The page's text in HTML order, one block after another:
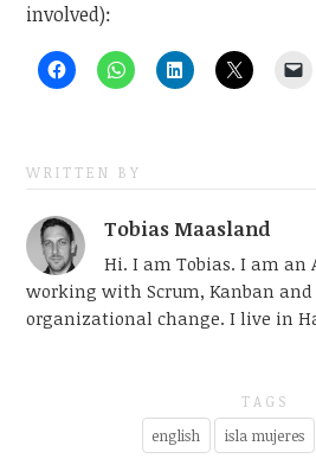
involved):
WRITTEN BY
Tobias Maasland
Hi. I am Tobias. I am an
working with Scrum, Kanban
organizational change. I live in
TAGS
english isla mujeres